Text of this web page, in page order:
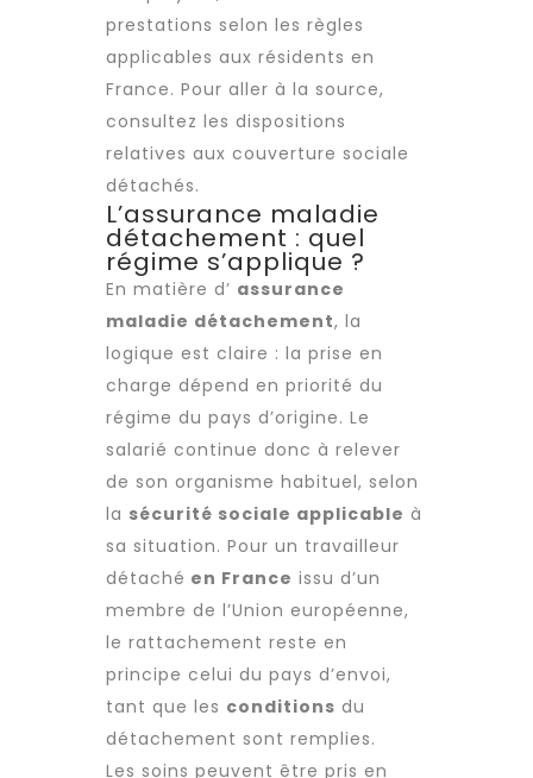
prestations selon les règles
applicables aux résidents en
France. Pour aller à la source,
consultez les dispositions
relatives aux couverture sociale
détachés.
L’assurance maladie
détachement : quel
régime s’applique ?
En matière d’ assurance
maladie détachement, la
logique est claire : la prise en
charge dépend en priorité du
régime du pays d’origine. Le
salarié continue donc à relever
de son organisme habituel, selon
la sécurité sociale applicable à
sa situation. Pour un travailleur
détaché en France issu d’un
membre de l’Union européenne,
le rattachement reste en
principe celui du pays d’envoi,
tant que les conditions du
détachement sont remplies.
Les soins peuvent être pris en